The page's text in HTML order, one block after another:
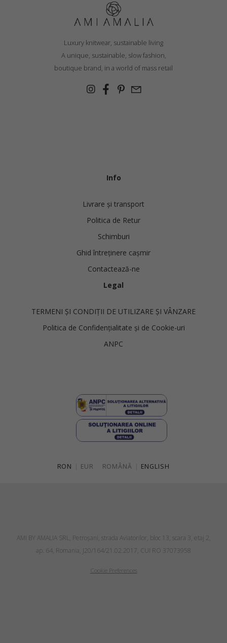
Luxury knitwear, sustainable living
A unique, sustainable, slow fashion,
boutique brand, in a world of mass retail
Info
Livrare și transport
Politica de Retur
Schimburi
Ghid întreținere cașmir
Contactează-ne
Legal
TERMENI ȘI CONDIȚII DE UTILIZARE ȘI VÂNZARE
Politica de Confidențialitate și de Cookie-uri
ANPC
RON EUR ROMÂNĂ ENGLISH
AMI BY AMALIA SRL, Petroşani, strada Aviatorilor, bloc 13, scara 3, etaj 2,
ap. 64, Romania, J20/164/21.02.2017, CUI RO 37073958
Cookie Preferences